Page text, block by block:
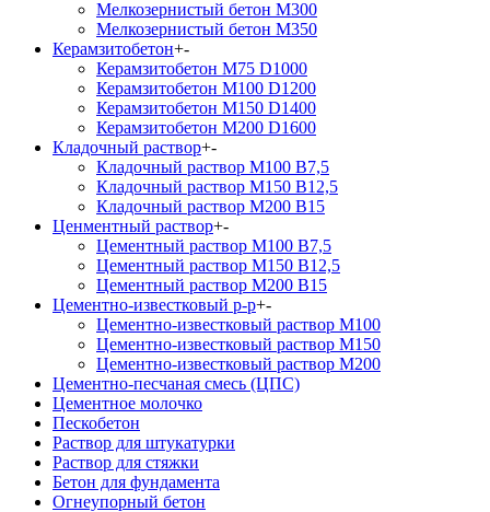
Мелкозернистый бетон М300
Мелкозернистый бетон М350
Керамзитобетон+-
Керамзитобетон М75 D1000
Керамзитобетон М100 D1200
Керамзитобетон М150 D1400
Керамзитобетон М200 D1600
Кладочный раствор+-
Кладочный раствор М100 В7,5
Кладочный раствор М150 В12,5
Кладочный раствор М200 В15
Ценментный раствор+-
Цементный раствор М100 B7,5
Цементный раствор М150 B12,5
Цементный раствор М200 B15
Цементно-известковый р-р+-
Цементно-известковый раствор М100
Цементно-известковый раствор М150
Цементно-известковый раствор М200
Цементно-песчаная смесь (ЦПС)
Цементное молочко
Пескобетон
Раствор для штукатурки
Раствор для стяжки
Бетон для фундамента
Огнеупорный бетон